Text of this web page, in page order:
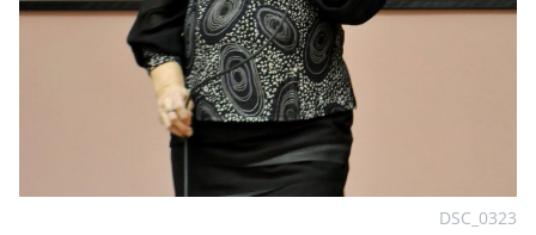
DSC_0323